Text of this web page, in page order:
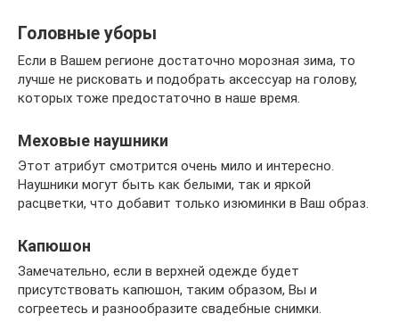
Головные уборы
Если в Вашем регионе достаточно морозная зима, то
лучше не рисковать и подобрать аксессуар на голову,
которых тоже предостаточно в наше время.
Меховые наушники
Этот атрибут смотрится очень мило и интересно.
Наушники могут быть как белыми, так и яркой
расцветки, что добавит только изюминки в Ваш образ.
Капюшон
Замечательно, если в верхней одежде будет
присутствовать капюшон, таким образом, Вы и
согреетесь и разнообразите свадебные снимки.